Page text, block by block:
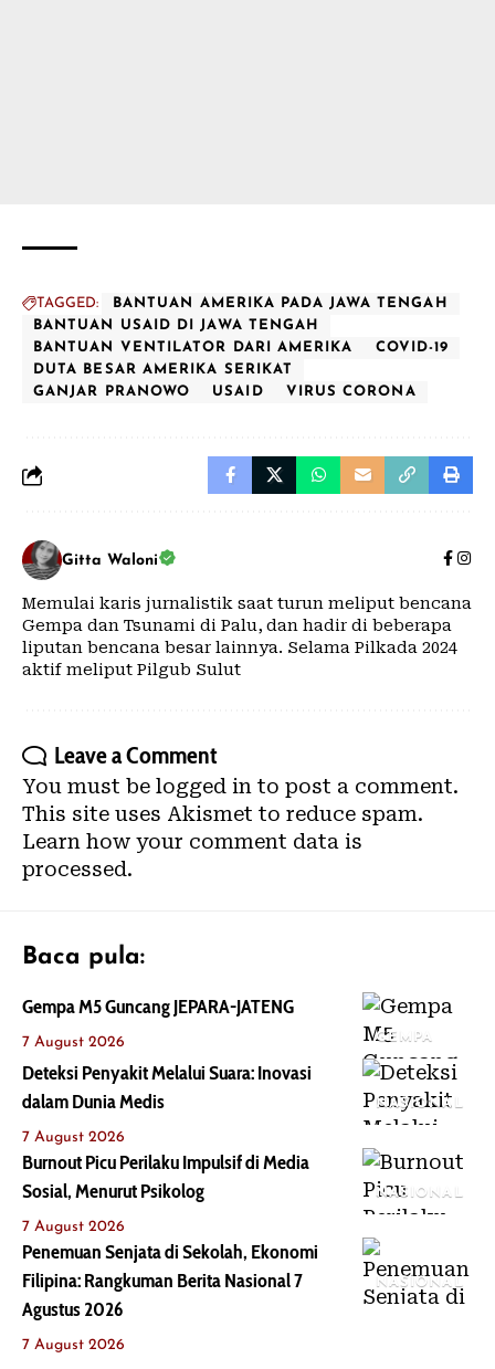
TAGGED:
BANTUAN AMERIKA PADA JAWA TENGAH
BANTUAN USAID DI JAWA TENGAH
BANTUAN VENTILATOR DARI AMERIKA
COVID-19
DUTA BESAR AMERIKA SERIKAT
GANJAR PRANOWO
USAID VIRUS CORONA
Gitta Waloni
Memulai karis jurnalistik saat turun meliput bencana
Gempa dan Tsunami di Palu, dan hadir di beberapa
liputan bencana besar lainnya. Selama Pilkada 2024
aktif meliput Pilgub Sulut
Leave a Comment
You must be logged in to post a comment.
This site uses Akismet to reduce spam.
Learn how your comment data is
processed.
Baca pula:
GEMPA
Gempa M5 Guncang JEPARA-JATENG
7 August 2026
NASIONAL
Deteksi Penyakit Melalui Suara: Inovasi
dalam Dunia Medis
7 August 2026
NASIONAL
Burnout Picu Perilaku Impulsif di Media
Sosial, Menurut Psikolog
7 August 2026
NASIONAL
Penemuan Senjata di Sekolah, Ekonomi
Filipina: Rangkuman Berita Nasional 7
Agustus 2026
7 August 2026